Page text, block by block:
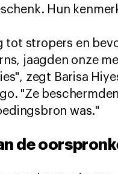
Hun
tot stropers en
jaagden onze
zegt Barisa
"Ze
was."
de